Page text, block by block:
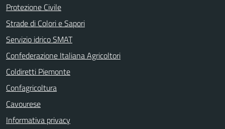
Protezione Civile
Strade di Colori e Sapori
Servizio idrico SMAT
Confederazione Italiana Agricoltori
Coldiretti Piemonte
Confagricoltura
Cavourese
Informativa privacy